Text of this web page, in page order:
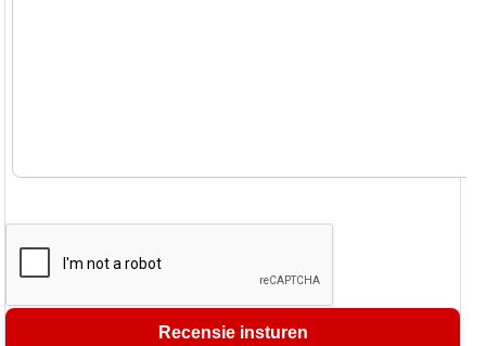
Recensie insturen